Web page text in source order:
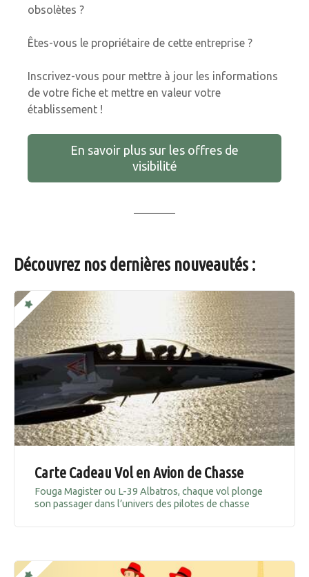
obsolètes ?
Êtes-vous le propriétaire de cette entreprise ?
Inscrivez-vous pour mettre à jour les informations
de votre fiche et mettre en valeur votre
établissement !
En savoir plus sur les offres de
visibilité
Découvrez nos dernières nouveautés :
Carte Cadeau Vol en Avion de Chasse
Fouga Magister ou L-39 Albatros, chaque vol plonge
son passager dans l’univers des pilotes de chasse